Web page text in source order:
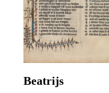
Beatrijs